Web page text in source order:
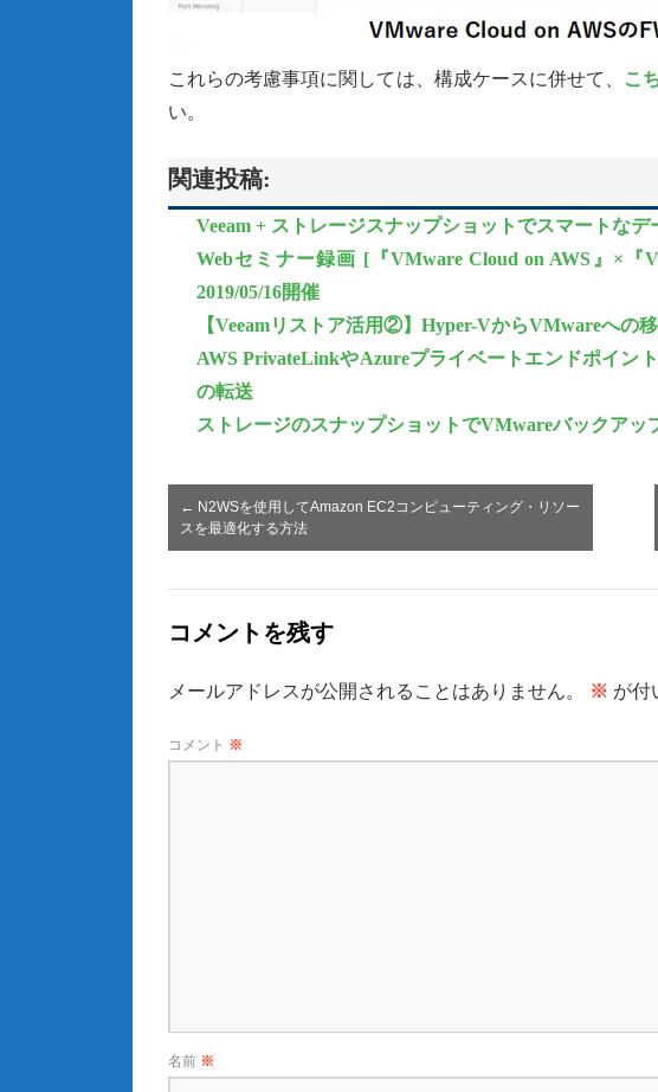
これらの考慮事項に関しては、構成ケースに併せて、 こ
い。
関連投稿:
Veeam + ストレージスナップショットでスマートなデ
Webセミナー録画 [『VMware Cloud on AWS』×
2019/05/16開催
【Veeamリストア活用②】Hyper-VからVMwareへの
AWS PrivateLinkやAzureプライベートエンドポイン
の転送
ストレージのスナップショットでVMwareバックアッ
← N2WSを使用してAmazon EC2コンピューティング・リソー
スを最適化する方法
コメントを残す
メールアドレスが公開されることはありません。 ※ が付
コメント ※
名前 ※